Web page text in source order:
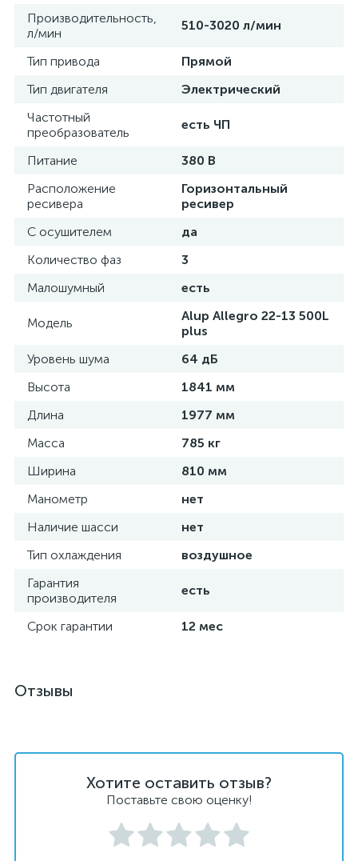
Производительность,
л/мин
510-3020 л/мин
Тип привода
Прямой
Тип двигателя
Электрический
Частотный
преобразователь
есть ЧП
Питание
380 В
Расположение
ресивера
Горизонтальный
ресивер
С осушителем
да
Количество фаз
3
Малошумный
есть
Модель
Alup Allegro 22-13 500L
plus
Уровень шума
64 дБ
Высота
1841 мм
Длина
1977 мм
Масса
785 кг
Ширина
810 мм
Манометр
нет
Наличие шасси
нет
Тип охлаждения
воздушное
Гарантия
производителя
есть
Срок гарантии 12 мес
Отзывы
Хотите оставить отзыв?
Поставьте свою оценку!